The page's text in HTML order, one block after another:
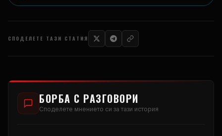
СПОДЕЛЕТЕ ТАЗИ СТАТИЯ
БОРБА С РАЗГОВОРИ
Споделете мнението си за тази история